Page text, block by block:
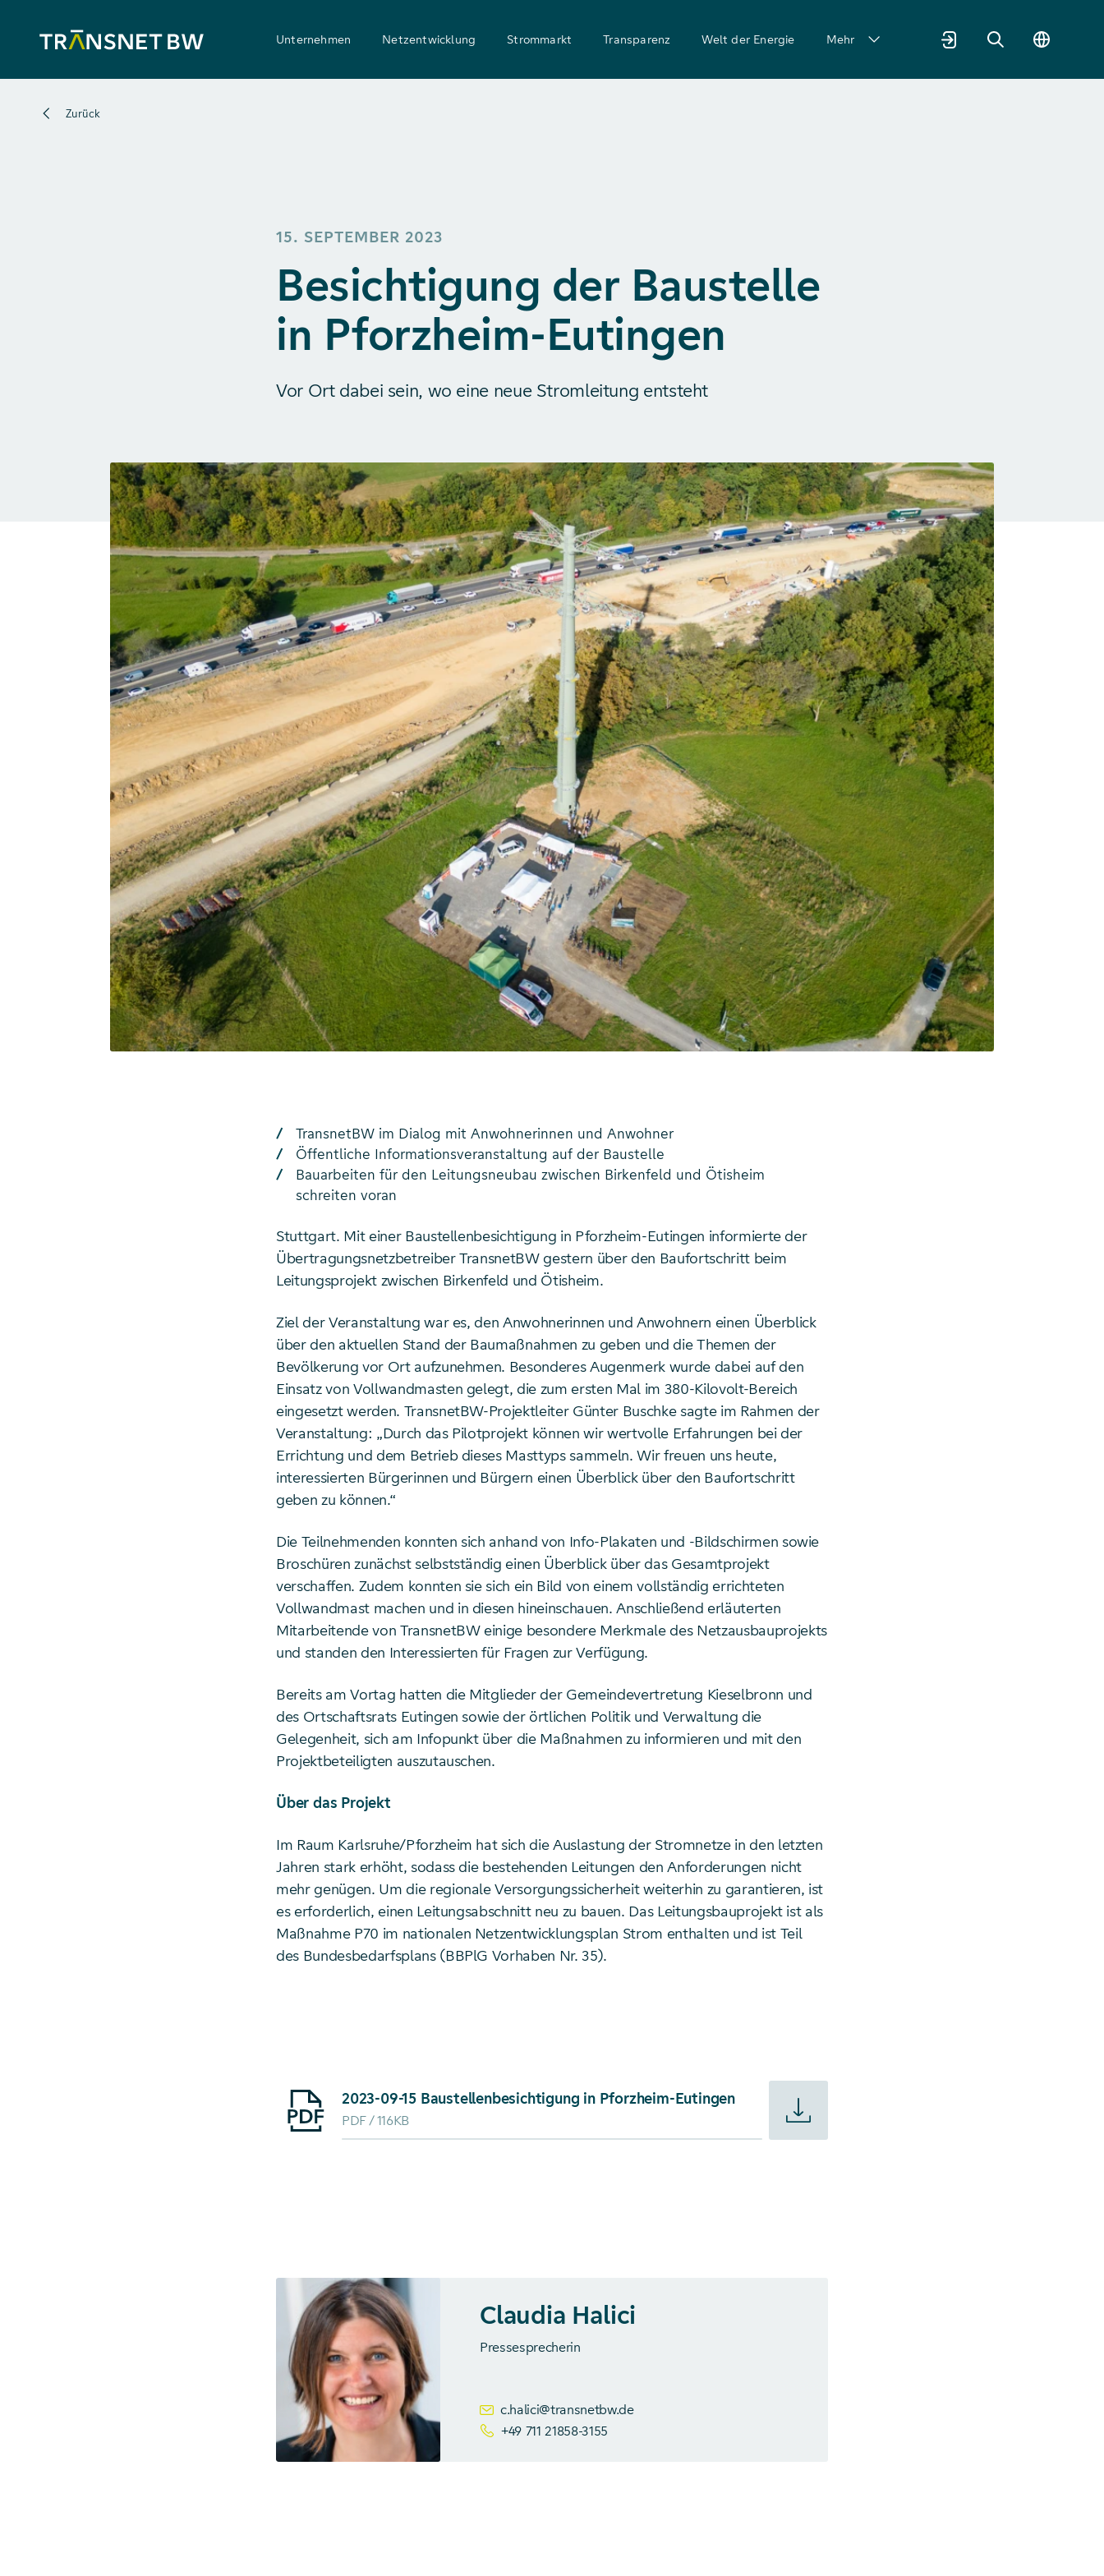
Unternehmen Netzentwicklung Strommarkt Transparenz Welt der Energie Mehr
Zurück
15. SEPTEMBER 2023
Besichtigung der Baustelle
in Pforzheim-Eutingen
Vor Ort dabei sein, wo eine neue Stromleitung entsteht
TransnetBW im Dialog mit Anwohnerinnen und Anwohner
Öffentliche Informationsveranstaltung auf der Baustelle
Bauarbeiten für den Leitungsneubau zwischen Birkenfeld und Ötisheim
schreiten voran
Stuttgart. Mit einer Baustellenbesichtigung in Pforzheim-Eutingen informierte der
Übertragungsnetzbetreiber TransnetBW gestern über den Baufortschritt beim
Leitungsprojekt zwischen Birkenfeld und Ötisheim.
Ziel der Veranstaltung war es, den Anwohnerinnen und Anwohnern einen Überblick
über den aktuellen Stand der Baumaßnahmen zu geben und die Themen der
Bevölkerung vor Ort aufzunehmen. Besonderes Augenmerk wurde dabei auf den
Einsatz von Vollwandmasten gelegt, die zum ersten Mal im 380-Kilovolt-Bereich
eingesetzt werden. TransnetBW-Projektleiter Günter Buschke sagte im Rahmen der
Veranstaltung: „Durch das Pilotprojekt können wir wertvolle Erfahrungen bei der
Errichtung und dem Betrieb dieses Masttyps sammeln. Wir freuen uns heute,
interessierten Bürgerinnen und Bürgern einen Überblick über den Baufortschritt
geben zu können.“
Die Teilnehmenden konnten sich anhand von Info-Plakaten und -Bildschirmen sowie
Broschüren zunächst selbstständig einen Überblick über das Gesamtprojekt
verschaffen. Zudem konnten sie sich ein Bild von einem vollständig errichteten
Vollwandmast machen und in diesen hineinschauen. Anschließend erläuterten
Mitarbeitende von TransnetBW einige besondere Merkmale des Netzausbauprojekts
und standen den Interessierten für Fragen zur Verfügung.
Bereits am Vortag hatten die Mitglieder der Gemeindevertretung Kieselbronn und
des Ortschaftsrats Eutingen sowie der örtlichen Politik und Verwaltung die
Gelegenheit, sich am Infopunkt über die Maßnahmen zu informieren und mit den
Projektbeteiligten auszutauschen.
Über das Projekt
Im Raum Karlsruhe/Pforzheim hat sich die Auslastung der Stromnetze in den letzten
Jahren stark erhöht, sodass die bestehenden Leitungen den Anforderungen nicht
mehr genügen. Um die regionale Versorgungssicherheit weiterhin zu garantieren, ist
es erforderlich, einen Leitungsabschnitt neu zu bauen. Das Leitungsbauprojekt ist als
Maßnahme P70 im nationalen Netzentwicklungsplan Strom enthalten und ist Teil
des Bundesbedarfsplans (BBPlG Vorhaben Nr. 35).
Starte Download von: 2023-09-15 Baustellenbesichtigung in Pforzheim-Eutingen
2023-09-15 Baustellenbesichtigung in Pforzheim-Eutingen
PDF 116KB
Claudia Halici
Pressesprecherin
c.halici@transnetbw.de
+49 711 21858-3155